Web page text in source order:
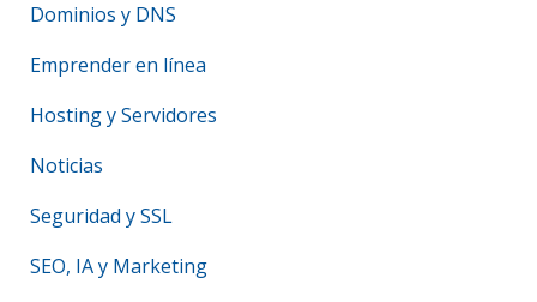
Dominios y DNS
Emprender en línea
Hosting y Servidores
Noticias
Seguridad y SSL
SEO, IA y Marketing